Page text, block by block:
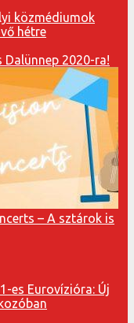
közmédiumok
hétre
Dalünnep 2020-ra!
– A sztárok is
es Eurovízióra: Új